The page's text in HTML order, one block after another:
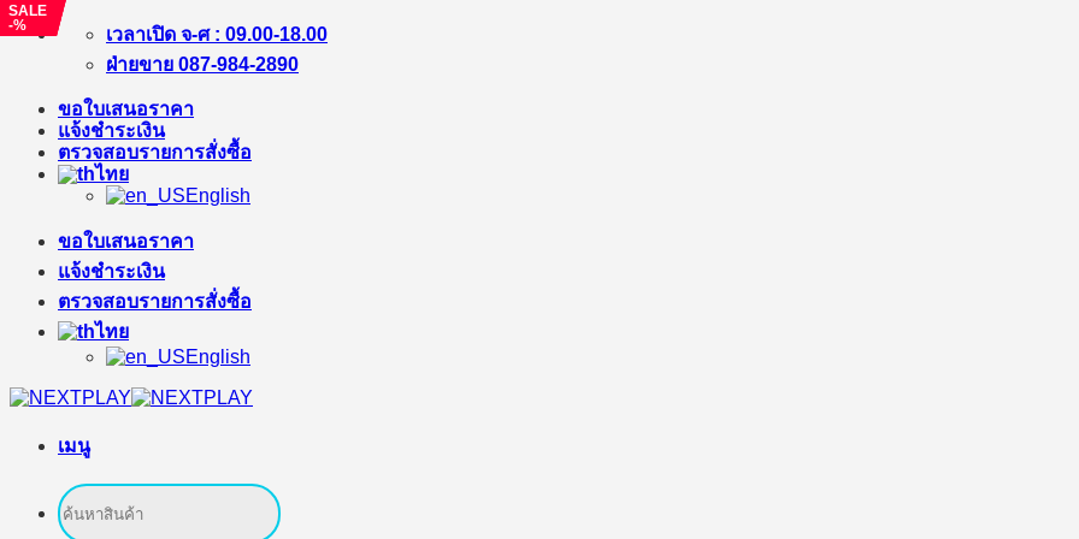
ข้าม
เนื้อหา
เวลาเปิด จ-ศ : 09.00-18.00
ฝ่ายขาย 087-984-2890
ขอใบเสนอราคา
แจ้งชำระเงิน
ตรวจสอบรายการสั่งซื้อ
ไทย
English
ขอใบเสนอราคา
แจ้งชำระเงิน
ตรวจสอบรายการสั่งซื้อ
ไทย
English
เมนู
ค้นหา:
SALE
-%
SALE
-%
SALE
-%